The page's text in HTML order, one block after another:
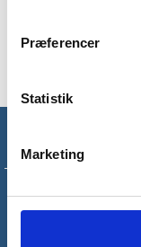
Præferencer
Statistik
Marketing
str. op.
Tilmeld dig vores